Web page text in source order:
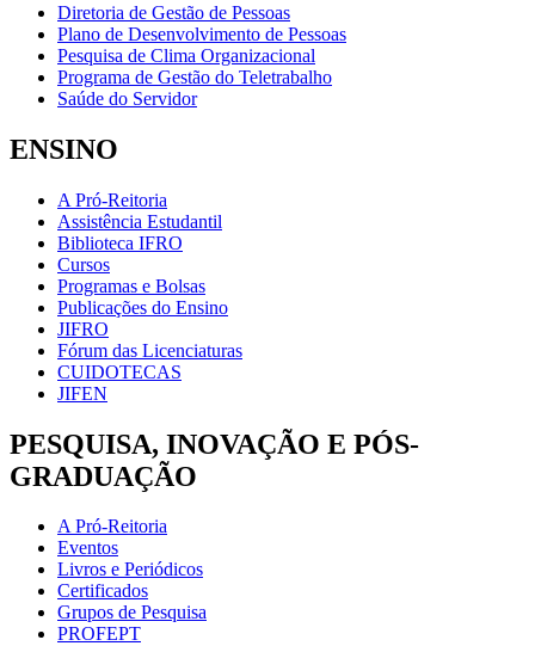
Diretoria de Gestão de Pessoas
Plano de Desenvolvimento de Pessoas
Pesquisa de Clima Organizacional
Programa de Gestão do Teletrabalho
Saúde do Servidor
ENSINO
A Pró-Reitoria
Assistência Estudantil
Biblioteca IFRO
Cursos
Programas e Bolsas
Publicações do Ensino
JIFRO
Fórum das Licenciaturas
CUIDOTECAS
JIFEN
PESQUISA, INOVAÇÃO E PÓS-
GRADUAÇÃO
A Pró-Reitoria
Eventos
Livros e Periódicos
Certificados
Grupos de Pesquisa
PROFEPT